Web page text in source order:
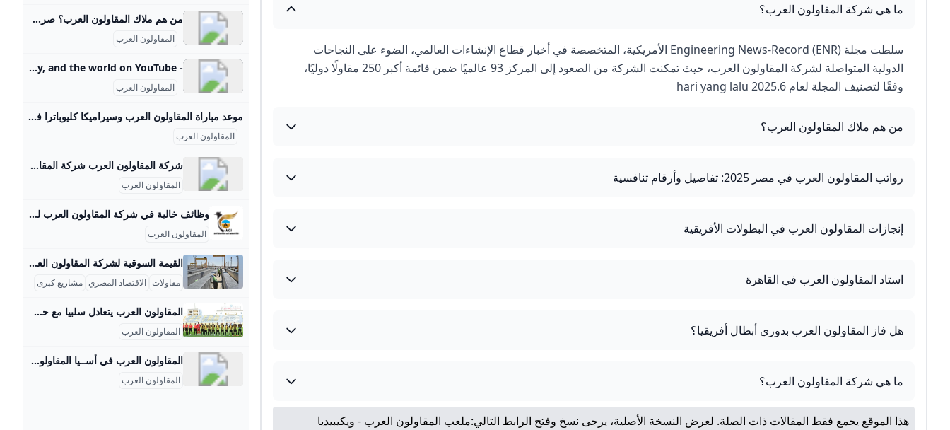
ما هي شركة المقاولون العرب؟
سلطت مجلة Engineering News-Record (ENR) الأمريكية، المتخصصة في أخبار قطاع الإنشاءات العالمي، الضوء على النجاحات
الدولية المتواصلة لشركة المقاولون العرب، حيث تمكنت الشركة من الصعود إلى المركز 93 عالميًا ضمن قائمة أكبر 250 مقاولًا دوليًا،
وفقًا لتصنيف المجلة لعام 2025.6 hari yang lalu
من هم ملاك المقاولون العرب؟
رواتب المقاولون العرب في مصر 2025: تفاصيل وأرقام تنافسية
إنجازات المقاولون العرب في البطولات الأفريقية
استاد المقاولون العرب في القاهرة
هل فاز المقاولون العرب بدوري أبطال أفريقيا؟
ما هي شركة المقاولون العرب؟
هذا الموقع يجمع فقط المقالات ذات الصلة. لعرض النسخة الأصلية، يرجى نسخ وفتح الرابط التالي:ملعب المقاولون العرب - ويكيبيديا
من هم ملاك المقاولون العرب؟ صرح هندسي يقود مسيرة التنمية والتطوير منذ انطلاقتها عام 1955 على يد المهندس عثمان أحمد عثمان، فرضت شركة المقاولون العرب نفسها كإحدى كبرى شركات المقاولات في الشرق الأوسط وأفريقيا، مسجلةً بصماتٍ بارزة في مشروعاتٍ ضخمة أعادت رسم ملامح البنية التحتية وأسهمت في النهضة العمرانية على المستويين المحلي والدولي.
المقاولون العرب
- YouTube Enjoy the videos and music you love, upload original content, and share it all with friends, family, and the world on YouTube.
المقاولون العرب
موعد مباراة المقاولون العرب وسيراميكا كليوباترا في الدوري الممتاز والقنوات الناقلة تتجه الأنظار نحو ملعب عثمان أحمد عثمان حيث المواجهة المرتقبة بين المقاولون العرب وسيراميكا كليوباترا في افتتاح الجولة الخامسة من مسابقة الدوري المصري الممتاز. رياضة مباراة المقاولون العرب وسيراميكا كليوباترا في الدوري الممتاز معتز محمد الجمعة 29/أغسطس/2025 - 05:16 ص أضف للمفضلة شارك شارك x facebooktwitterrss feed تتجه الأنظار نحو ملعب عثمان أحمد عثمان حيث المواجهة المرتقبة بين المقاولون العرب وسيراميكا كليوباترا في افتتاح الجولة الخامسة من مسابقة الدوري المصري الممتاز.
المقاولون العرب
شركة المقاولون العرب شركة المقاولون العرب أخبار وتقارير اقتصادية قطار نواكشوط المتعثر يسير على سكة الانتقاد الشعبي لطالما أدى تعرقل بعض المشاريع التنموية في موريتانيا إلى زعزعة ثقة المواطن بمخططات الحكومات الانتخابات النيابية والمحلية في موريتانيا اختبار مبكر للاقتراع الرئاسي هموم المعيشة تسرق جمهور الكوميديا في موريتانيا أخبار وتقارير اقتصادية كيف تعززت الاستثمارات الخارجية المصرية في أفريقيا؟ - ماذا يعرقل ترسيم الحدود البحرية بين مصر وفلسطين؟ اقتصاد بتكلفة 2.9 مليار دولار… تنزانيا تبدأ طريق التنمية ببناء سد “ستيجلر جورج”
المقاولون العرب
وظائف خالية في شركة المقاولون العرب للحراسة ونقل الأموال انضم إلينا - 0 فرصة عمل اليوم فرص توظيف مميزة مع شركة المقاولون العرب للحراسة ونقل الأموال. نحن نوفر 0 وظيفة خالية في مجالات مختلفة مثل (اعمال ادارية). انضم إلى موظفينا وابدأ مستقبلك المهني اليوم! سوف يظهر هنا قائمة بأحدث الوظائف وظائف اعمال ادارية وظائف تسويق ومبيعات وظائف مالية وقانونية وظائف سياحة وضيافة وظائف التشييد والبناء وظائف خدمات وظائف حرف وظائف صناعة وزراعة وظائف قيادة وتوصيل وظائف تكنولوجيا معلومات واتصالات وظائف عمارة وهندسة وظائف طب وصيدلة وظائف تربية وتعليم وظائف خالية فى كل المجالات
المقاولون العرب
القيمة السوقية لشركة المقاولون العرب 2025 القيمة السوقية لشركة المقاولون العرب حتى عام 2025 تقارب رأس مالها المصدر والمدفوع الذي تمت زيادته مؤخراً إلى 10 مليارات جنيه مصري، بعد الموافقة على زيادة رأس المال من 9.25 مليار جنيه بزيادة 750 مليون جنيه. هذه الزيادة تعكس النمو والاستقرار المالي للشركة، التي تعد من كبريات شركات المقاولات في مصر والشرق الأوسط، وتعمل في مجالات البناء والمشاريع التنموية الكبرى داخليًا وخارجيًا. في العام المالي 2023-2024، أظهرت الشركة نتائج مالية قوية حيث بلغت الإيرادات حوالي 47.
مقاولات الاقتصاد المصري مشاريع كبرى
المقاولون العرب يتعادل سلبيا مع حرس الحدود بمسابقة الدوري انتهت مباراة المقاولون العرب وحرس الحدود بالتعادل السلبي ضمن منافسات الجولة الثالثة من عمر مسابقة الدوري، على ستاد عثمان أحمد عثمان بالجبل الأخضر. المقاولون العرب حازم إمام الخميس 21/أغسطس/2025 - 08:14 م 8/21/2025 8:14:51 PM انتهت مباراة المقاولون العرب وحرس الحدود بالتعادل السلبي ضمن منافسات الجولة الثالثة من عمر مسابقة الدوري، على ستاد عثمان أحمد عثمان بالجبل الأخضر. بهذا التعادل يرفع المقاولون العرب رصيده إلى نقطتين، في المركز الـ 18 بجدول ترتيب الدوري، كما يرفع حرس الحدود رصيده إلى 4 نقاط في المركز التاسع.
المقاولون العرب
المقاولون العرب في أســيا المقاولون العرب من كبرى شركات المقاولات فى الشرق الاوسط وافريقيا فى أعمال التشييد والبناء مثل الكبارى والطرق والأنفاق والمطارات ومشروعات المياه والصرف الصحى
المقاولون العرب